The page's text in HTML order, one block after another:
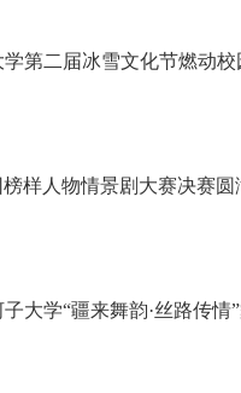
第二届冰雪文化节燃动校
样人物情景剧大赛决赛圆
大学“疆来舞韵·丝路传情